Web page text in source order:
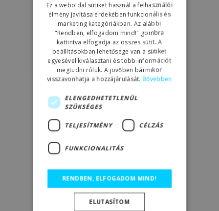
Ez a weboldal sütiket használ a felhasználói
élmény javítása érdekében funkcionális és
marketing kategóriákban. Az alábbi
"Rendben, elfogadom mind!" gombra
kattintva elfogadja az összes sütit. A
beállításokban lehetősége van a sütiket
egyesével kiválasztani és több információt
megtudni róluk. A jövőben bármikor
visszavonhatja a hozzájárulását. Bővebben
ELENGEDHETETLENÜL
SZÜKSÉGES
TELJESÍTMÉNY CÉLZÁS
FUNKCIONALITÁS
RENDBEN, ELFOGADOM MIND!
ELUTASÍTOM